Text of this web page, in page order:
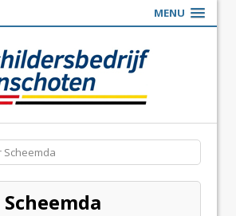
MENU
Scheemda